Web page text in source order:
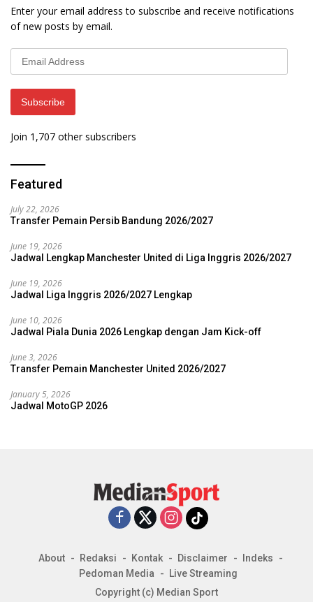
Enter your email address to subscribe and receive notifications
of new posts by email.
Email
Address
Subscribe
Join 1,707 other subscribers
Featured
July 22, 2026
Transfer Pemain Persib Bandung 2026/2027
June 19, 2026
Jadwal Lengkap Manchester United di Liga Inggris 2026/2027
June 19, 2026
Jadwal Liga Inggris 2026/2027 Lengkap
June 10, 2026
Jadwal Piala Dunia 2026 Lengkap dengan Jam Kick-off
June 3, 2026
Transfer Pemain Manchester United 2026/2027
January 5, 2026
Jadwal MotoGP 2026
About Redaksi Kontak Disclaimer
Indeks
Pedoman Media
Live Streaming
Copyright (c) Median Sport